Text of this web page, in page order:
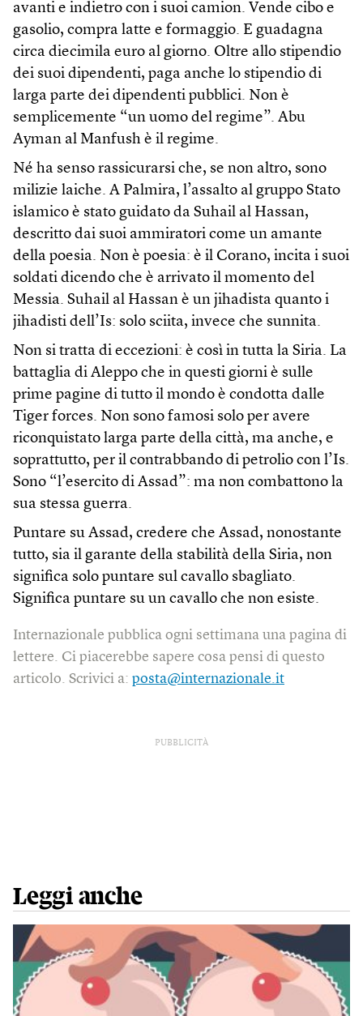
avanti e indietro con i suoi camion. Vende cibo e
gasolio, compra latte e formaggio. E guadagna
circa diecimila euro al giorno. Oltre allo stipendio
dei suoi dipendenti, paga anche lo stipendio di
larga parte dei dipendenti pubblici. Non è
semplicemente “un uomo del regime”. Abu
Ayman al Manfush è il regime.
Né ha senso rassicurarsi che, se non altro, sono
milizie laiche. A Palmira, l’assalto al gruppo Stato
islamico è stato guidato da Suhail al Hassan,
descritto dai suoi ammiratori come un amante
della poesia. Non è poesia: è il Corano, incita i suoi
soldati dicendo che è arrivato il momento del
Messia. Suhail al Hassan è un jihadista quanto i
jihadisti dell’Is: solo sciita, invece che sunnita.
Non si tratta di eccezioni: è così in tutta la Siria. La
battaglia di Aleppo che in questi giorni è sulle
prime pagine di tutto il mondo è condotta dalle
Tiger forces. Non sono famosi solo per avere
riconquistato larga parte della città, ma anche, e
soprattutto, per il contrabbando di petrolio con l’Is.
Sono “l’esercito di Assad”: ma non combattono la
sua stessa guerra.
Puntare su Assad, credere che Assad, nonostante
tutto, sia il garante della stabilità della Siria, non
significa solo puntare sul cavallo sbagliato.
Significa puntare su un cavallo che non esiste.
Internazionale pubblica ogni settimana una pagina di
lettere. Ci piacerebbe sapere cosa pensi di questo
articolo. Scrivici a: posta@internazionale.it
PUBBLICITÀ
Leggi anche